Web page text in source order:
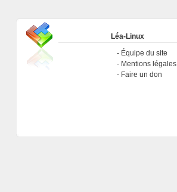
Léa-Linux
Équipe du site
Mentions légales
Faire un don